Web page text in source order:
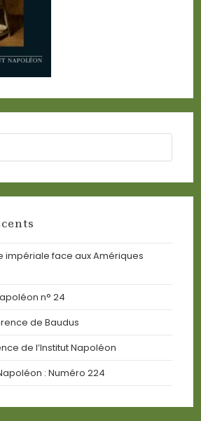
impériale face aux Amériques
n° 24
de Baudus
de l’Institut Napoléon
: Numéro 224